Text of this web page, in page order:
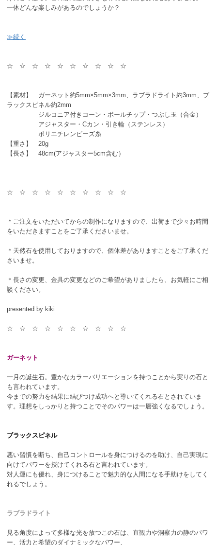
一体どんな楽しみがあるのでしょうか？
≫続く
☆ ☆ ☆ ☆ ☆ ☆ ☆ ☆ ☆ ☆
【素材】 ガーネット約5mm×5mm×3mm、ラブラドライト約3mm、ブ
ラックスピネル約2mm
ジルコニア付きコーン・ボールチップ・つぶし玉（合金）
アジャスター・Cカン・引き輪（ステンレス）
ポリエチレンビーズ糸
【重さ】 20g
【長さ】 48cm(アジャスター5cm含む）
☆ ☆ ☆ ☆ ☆ ☆ ☆ ☆ ☆ ☆
＊ご注文をいただいてからの制作になりますので、出荷まで少々お時間
をいただきますことをご了承くださいませ。
＊天然石を使用しておりますので、個体差がありますことをご了承くだ
さいませ。
＊長さの変更、金具の変更などのご希望がありましたら、お気軽にご相
談ください。
presented by kiki
☆ ☆ ☆ ☆ ☆ ☆ ☆ ☆ ☆ ☆
ガーネット
一月の誕生石。豊かなカラーバリエーションを持つことから実りの石と
も言われています。
今までの努力を結果に結びつけ成功へと導いてくれる石とされていま
す。理想をしっかりと持つことでそのパワーは一層強くなるでしょう。
ブラックスピネル
悪い習慣を断ち、自己コントロールを身につけるのを助け、自己実現に
向けてパワーを授けてくれる石と言われています。
対人運にも優れ、身につけることで魅力的な人間になる手助けをしてく
れるでしょう。
ラブラドライト
見る角度によって多様な光を放つこの石は、直観力や洞察力の静のパワ
ー、活力と希望のダイナミックなパワー、